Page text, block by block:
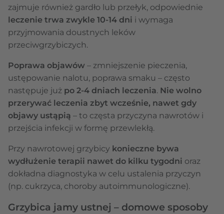
zajmuje również gardło lub przełyk, odpowiednie
leczenie trwa zwykle 10-14 dni i wymaga
przyjmowania doustnych leków
przeciwgrzybiczych.
Poprawa objawów – zmniejszenie pieczenia,
ustępowanie nalotu, poprawa smaku – często
następuje już po 2-4 dniach leczenia. Nie wolno
przerywać leczenia zbyt wcześnie, nawet gdy
objawy ustąpią – to częsta przyczyna nawrotów i
przejścia infekcji w formę przewlekłą.
Przy nawrotowej grzybicy konieczne bywa
wydłużenie terapii nawet do kilku tygodni oraz
dokładna diagnostyka w celu ustalenia przyczyn
(np. cukrzyca, choroby autoimmunologiczne).
Grzybica jamy ustnej – domowe sposoby